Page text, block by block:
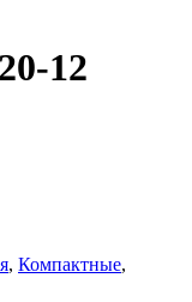
12
, Компактные,